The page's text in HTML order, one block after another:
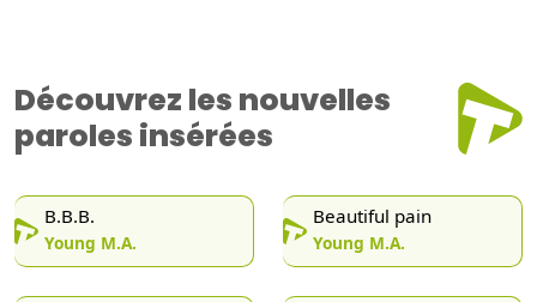
Découvrez les nouvelles
paroles insérées
B.B.B.
Young M.A.
Beautiful pain
Young M.A.